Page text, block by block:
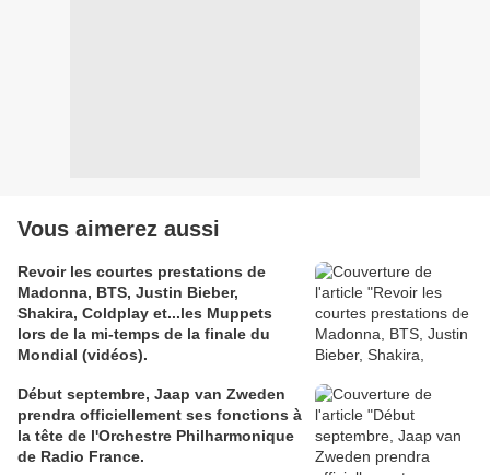
Vous aimerez aussi
Revoir les courtes prestations de
Madonna, BTS, Justin Bieber,
Shakira, Coldplay et...les Muppets
lors de la mi-temps de la finale du
Mondial (vidéos).
Début septembre, Jaap van Zweden
prendra officiellement ses fonctions à
la tête de l'Orchestre Philharmonique
de Radio France.